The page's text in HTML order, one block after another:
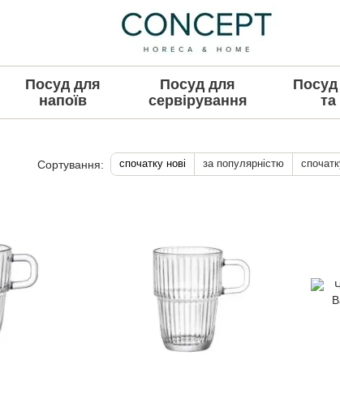
Посуд для
напоїв
Посуд для
сервірування
та
Сортування: спочатку нові за популярністю